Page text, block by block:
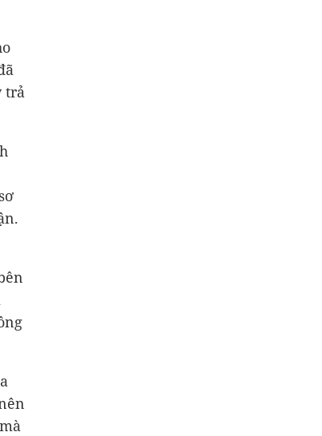
trả